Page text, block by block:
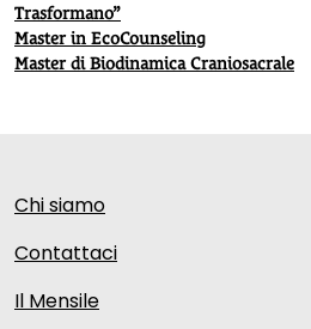
Trasformano”
Master in EcoCounseling
Master di Biodinamica Craniosacrale
Chi siamo
Contattaci
Il Mensile